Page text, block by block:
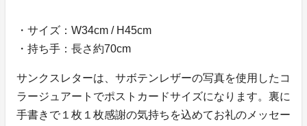
・サイズ：W34cm / H45cm
・持ち手：長さ約70cm
サンクスレターは、サボテンレザーの写真を使用したコ
ラージュアートでポストカードサイズになります。裏に
手書きで１枚１枚感謝の気持ちを込めてお礼のメッセー